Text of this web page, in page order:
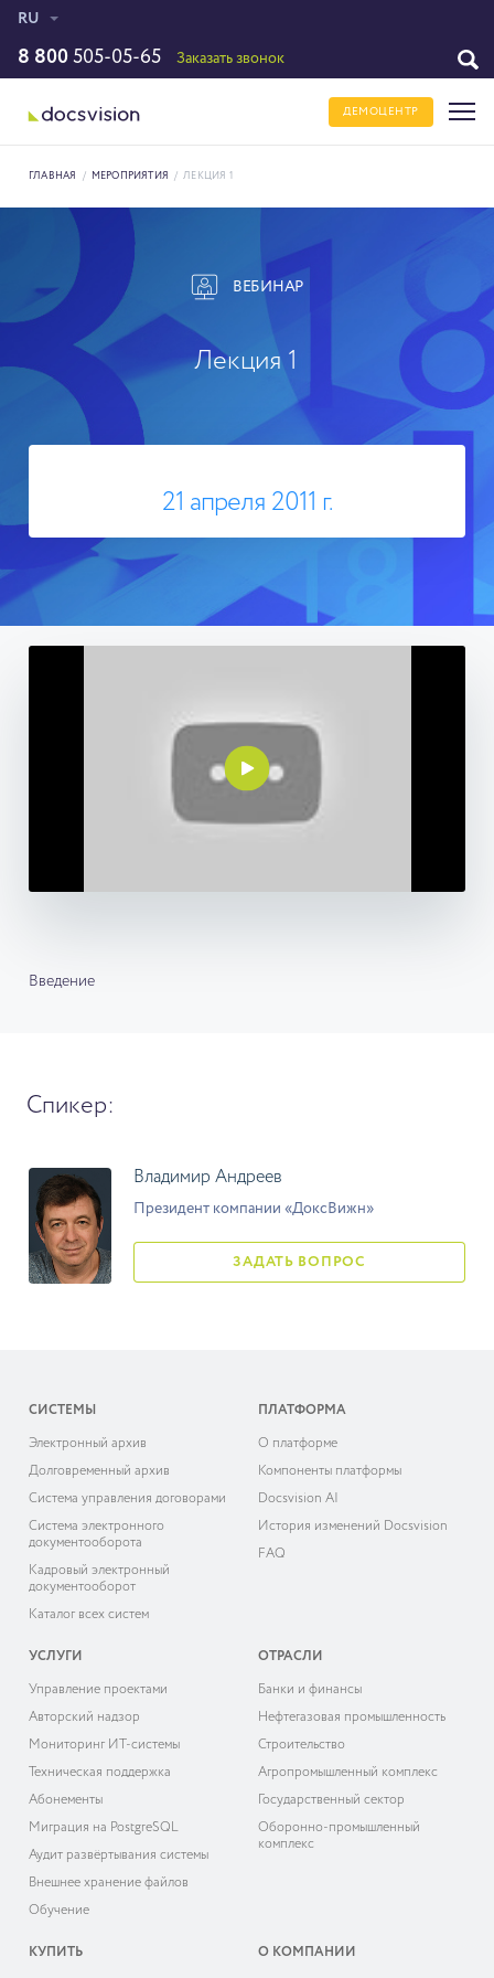
RU
8 800 505-05-65 Заказать звонок
ДЕМОЦЕНТР
ГЛАВНАЯ / МЕРОПРИЯТИЯ / ЛЕКЦИЯ 1
ВЕБИНАР
Лекция 1
21 апреля 2011 г.
Введение
Спикер:
Владимир Андреев
Президент компании «ДоксВижн»
ЗАДАТЬ ВОПРОС
СИСТЕМЫ
Электронный архив
Долговременный архив
Система управления договорами
Система электронного
документооборота
Кадровый электронный
документооборот
Каталог всех систем
ПЛАТФОРМА
О платформе
Компоненты платформы
Docsvision AI
История изменений Docsvision
FAQ
УСЛУГИ
Управление проектами
Авторский надзор
Мониторинг ИТ-системы
Техническая поддержка
Абонементы
Миграция на PostgreSQL
Аудит развёртывания системы
Внешнее хранение файлов
Обучение
ОТРАСЛИ
Банки и финансы
Нефтегазовая промышленность
Строительство
Агропромышленный комплекс
Государственный сектор
Оборонно-промышленный
комплекс
КУПИТЬ О КОМПАНИИ